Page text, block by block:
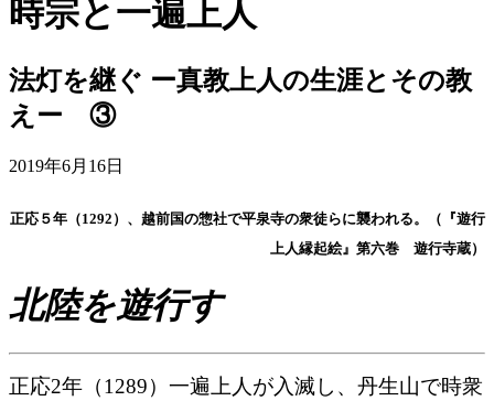
時宗と一遍上人
法灯を継ぐ ー真教上人の生涯とその教
えー ③
2019年6月16日
正応５年（1292）、越前国の惣社で平泉寺の衆徒らに襲われる。（『遊行
上人縁起絵』第六巻 遊行寺蔵）
北陸を遊行す
正応2年（1289）一遍上人が入滅し、丹生山で時衆